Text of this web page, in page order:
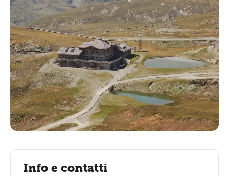
Info e contatti